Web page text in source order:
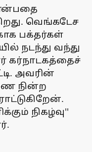
வெங்கடேச
பக்தர்கள்
நடந்து வந்து
கர்நாடகத்தைச்
அவரின்
நின்ற
நிகழ்வு''